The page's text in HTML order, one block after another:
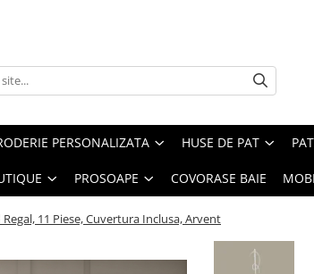
PERSONALIZATA HUSE DE PAT
PROSOAPE COVORASE BAIE
11 Piese, Cuvertura Inclusa, Arvent